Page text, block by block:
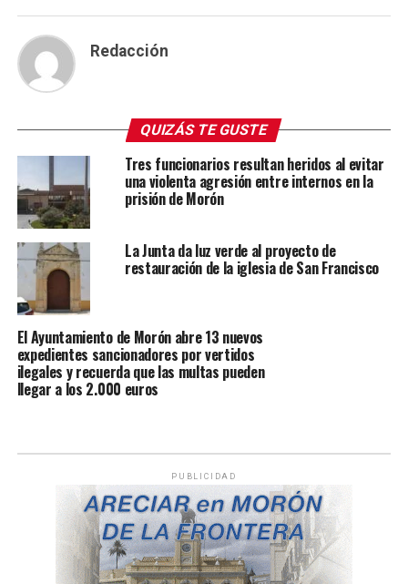
Redacción
QUIZÁS TE GUSTE
Tres funcionarios resultan heridos al evitar
una violenta agresión entre internos en la
prisión de Morón
La Junta da luz verde al proyecto de
restauración de la iglesia de San Francisco
El Ayuntamiento de Morón abre 13 nuevos
expedientes sancionadores por vertidos
ilegales y recuerda que las multas pueden
llegar a los 2.000 euros
PUBLICIDAD